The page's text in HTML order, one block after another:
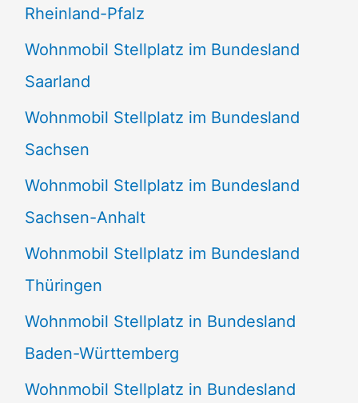
Rheinland-Pfalz
Wohnmobil Stellplatz im Bundesland
Saarland
Wohnmobil Stellplatz im Bundesland
Sachsen
Wohnmobil Stellplatz im Bundesland
Sachsen-Anhalt
Wohnmobil Stellplatz im Bundesland
Thüringen
Wohnmobil Stellplatz in Bundesland
Baden-Württemberg
Wohnmobil Stellplatz in Bundesland